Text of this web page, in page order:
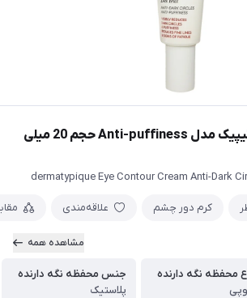
کرم دور چشم درماتیپیک مدل Anti-puffiness حجم 20 میلی
dermatypique Eye Contour Cream Anti-Dark
کرم دور چشم علاقه‌مندی
مشاهده همه
محفظه نگه دارنده
جنس محفظه نگه دارنده
پلاستیک